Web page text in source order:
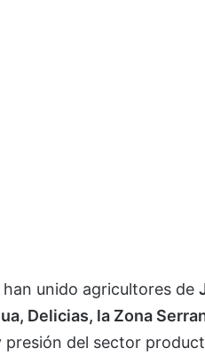
unido agricultores de
Delicias, la Zona
del sector